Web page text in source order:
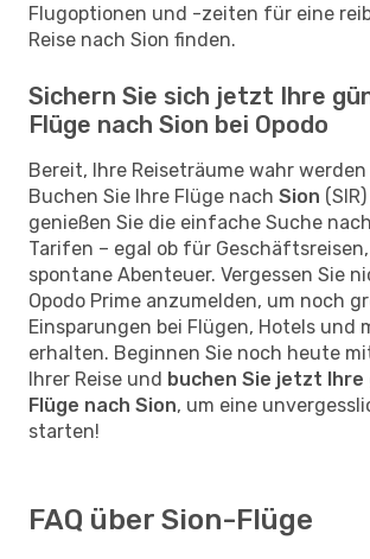
Flugoptionen und -zeiten für eine
Reise nach Sion finden.
Sichern Sie sich jetzt Ihre
Flüge nach Sion bei Opodo
Bereit, Ihre Reiseträume wahr
Buchen Sie Ihre Flüge nach Sion
genießen Sie die einfache Suche
Tarifen – egal ob für
spontane Abenteuer. Vergessen Sie
Opodo Prime anzumelden, um noch
Einsparungen bei Flügen, Hotels und
erhalten. Beginnen Sie noch heute
Ihrer Reise und buchen Sie jetzt
Flüge nach Sion, um eine
starten!
FAQ über Sion-Flüge